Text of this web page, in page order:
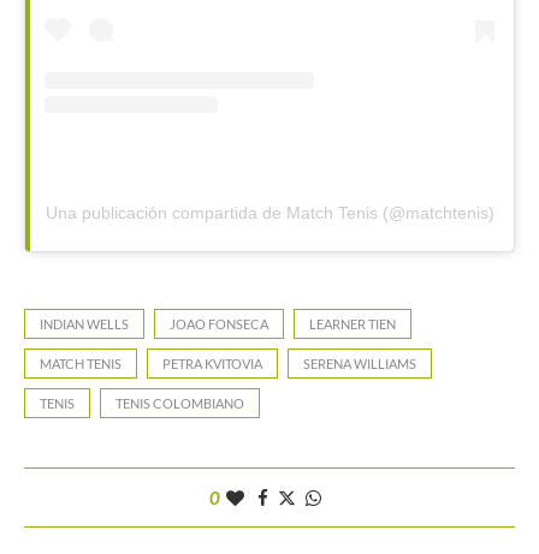
Una publicación compartida de Match Tenis (@matchtenis)
INDIAN WELLS JOAO FONSECA LEARNER TIEN
MATCH TENIS PETRA KVITOVIA SERENA WILLIAMS
TENIS TENIS COLOMBIANO
0